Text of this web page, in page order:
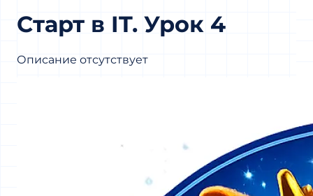
Старт в IT. Урок 4
Описание отсутствует